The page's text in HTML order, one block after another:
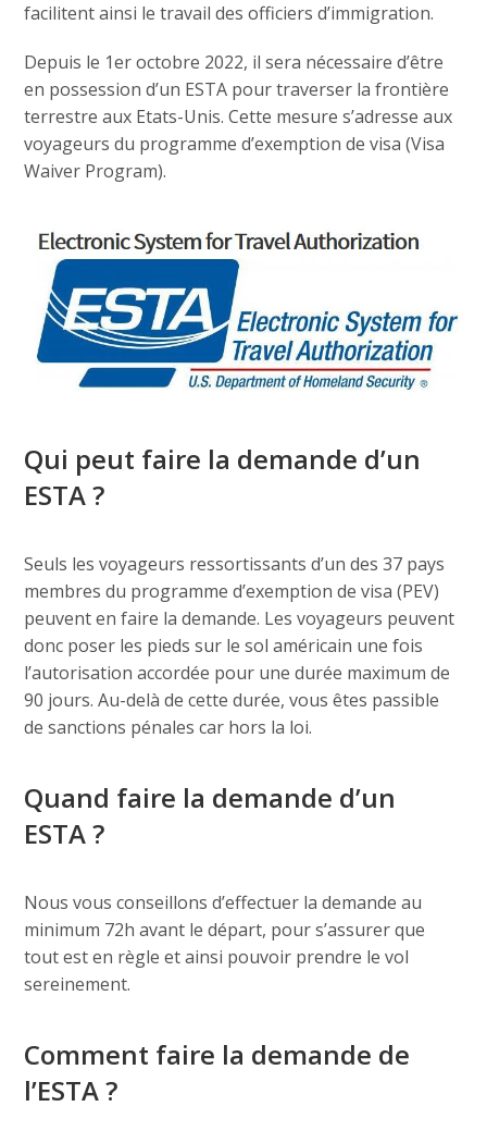
facilitent ainsi le travail des officiers d’immigration.
Depuis le 1er octobre 2022, il sera nécessaire d’être
en possession d’un ESTA pour traverser la frontière
terrestre aux Etats-Unis. Cette mesure s’adresse aux
voyageurs du programme d’exemption de visa (Visa
Waiver Program).
Qui peut faire la demande d’un
ESTA ?
Seuls les voyageurs ressortissants d’un des 37 pays
membres du programme d’exemption de visa (PEV)
peuvent en faire la demande. Les voyageurs peuvent
donc poser les pieds sur le sol américain une fois
l’autorisation accordée pour une durée maximum de
90 jours. Au-delà de cette durée, vous êtes passible
de sanctions pénales car hors la loi.
Quand faire la demande d’un
ESTA ?
Nous vous conseillons d’effectuer la demande au
minimum 72h avant le départ, pour s’assurer que
tout est en règle et ainsi pouvoir prendre le vol
sereinement.
Comment faire la demande de
l’ESTA ?